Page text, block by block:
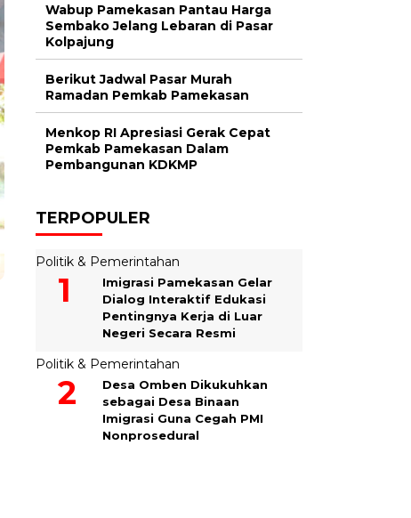
Wabup Pamekasan Pantau Harga
Sembako Jelang Lebaran di Pasar
Kolpajung
Berikut Jadwal Pasar Murah
Ramadan Pemkab Pamekasan
Menkop RI Apresiasi Gerak Cepat
Pemkab Pamekasan Dalam
Pembangunan KDKMP
TERPOPULER
Politik & Pemerintahan
Imigrasi Pamekasan Gelar
Dialog Interaktif Edukasi
Pentingnya Kerja di Luar
Negeri Secara Resmi
Politik & Pemerintahan
Desa Omben Dikukuhkan
sebagai Desa Binaan
Imigrasi Guna Cegah PMI
Nonprosedural